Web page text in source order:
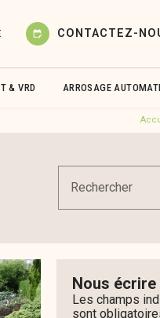
edit_calendar CONTACTEZ-
& VRD ARROSAGE
Rechercher
Nous écrire
Les champs
sont